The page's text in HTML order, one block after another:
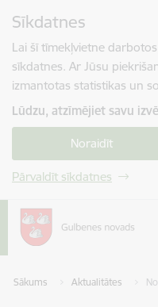
Sīkdatnes
Lai šī tīmekļvietne
sīkdatnes. Ar Jūsu
izmantotas statistikas un
Lūdzu, atzīmējiet savu
Noraidīt
Pārvaldīt sīkdatnes
Sākums Aktualitātes